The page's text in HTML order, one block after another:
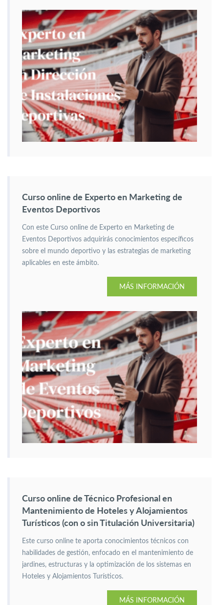
Curso online de Experto en Marketing de
Eventos Deportivos
Con este Curso online de Experto en Marketing de
Eventos Deportivos adquirirás conocimientos específicos
sobre el mundo deportivo y las estrategias de marketing
aplicables en este ámbito.
MÁS INFORMACIÓN
Curso online de Técnico Profesional en
Mantenimiento de Hoteles y Alojamientos
Turísticos (con o sin Titulación Universitaria)
Este curso online te aporta conocimientos técnicos con
habilidades de gestión, enfocado en el mantenimiento de
jardines, estructuras y la optimización de los sistemas en
Hoteles y Alojamientos Turísticos.
MÁS INFORMACIÓN